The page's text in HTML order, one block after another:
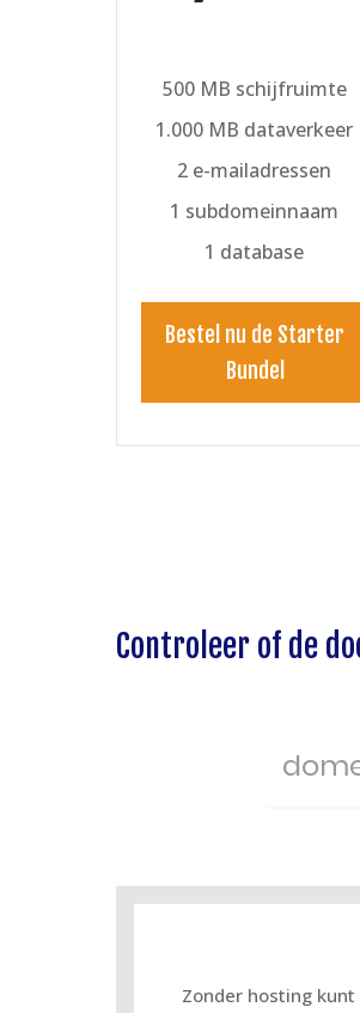
500 MB schijfruimte
1.000 MB dataverkeer
2 e-mailadressen
1 subdomeinnaam
1 database
Bestel nu de Starter
Bundel
Controleer of de
Zonder hosting